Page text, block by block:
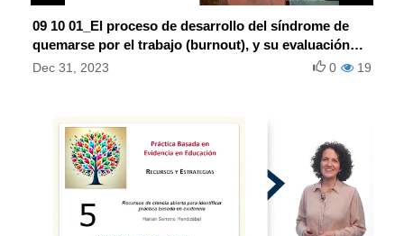
09 10 01_El proceso de desarrollo del síndrome de
quemarse por el trabajo (burnout), y su evaluación
mediante el CESQT
Dec 31, 2023 19
0